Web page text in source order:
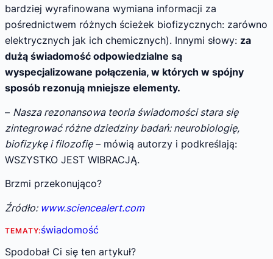
bardziej wyrafinowana wymiana informacji za
pośrednictwem różnych ścieżek biofizycznych: zarówno
elektrycznych jak ich chemicznych). Innymi słowy: za
dużą świadomość odpowiedzialne są
wyspecjalizowane połączenia, w których w spójny
sposób rezonują mniejsze elementy.
– Nasza rezonansowa teoria świadomości stara się
zintegrować różne dziedziny badań: neurobiologię,
biofizykę i filozofię– mówią autorzy i podkreślają:
WSZYSTKO JEST WIBRACJĄ.
Brzmi przekonująco?
Źródło: www.sciencealert.com
TEMATY:świadomość
Spodobał Ci się ten artykuł?